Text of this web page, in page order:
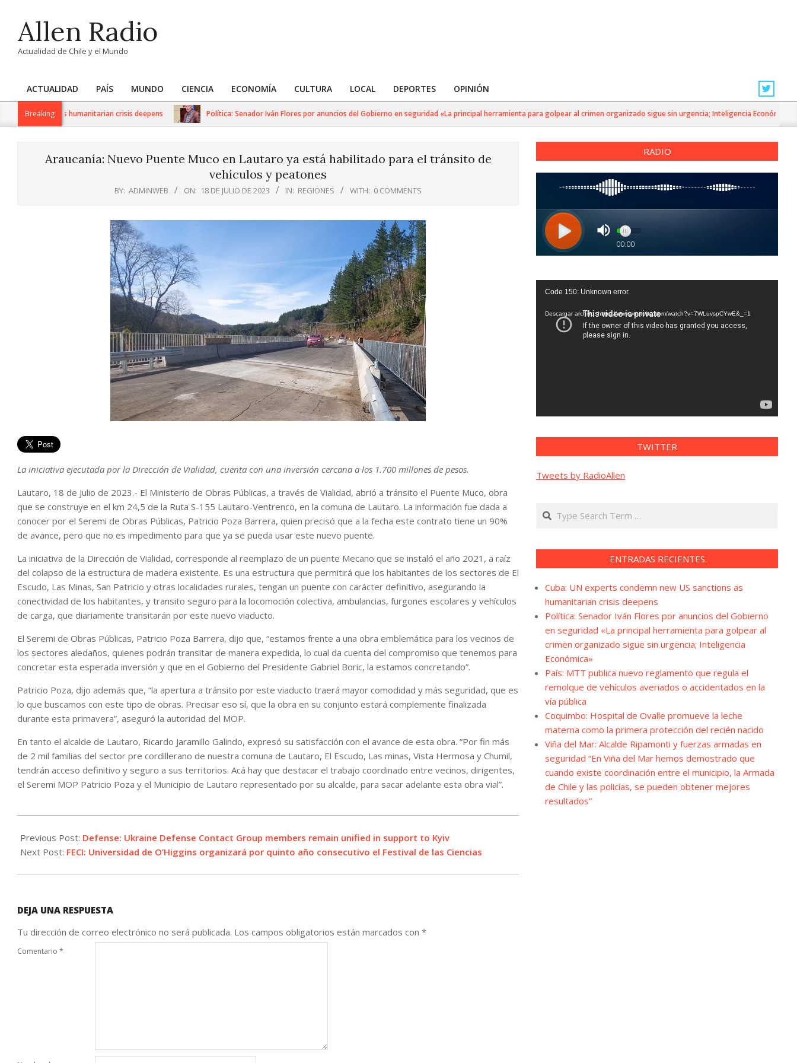
contentAllen Radio
Actualidad de Chile y el Mundo
Primary
Navigation
ACTUALIDAD PAÍS MUNDO CIENCIA ECONOMÍA CULTURA LOCAL DEPORTES OPINIÓN
Breaking
sanctions as humanitarian crisis deepens Política: Senador Iván Flores por anuncios del Gobierno en seguridad «La principal herramienta para golpear al crimen organizado sigue sin urgencia; Inteligencia Económica»
Araucanía: Nuevo Puente Muco en Lautaro ya está habilitado para el tránsito de
vehículos y peatones
BY: ADMINWEB ON: 18 DE JULIO DE 2023 IN: REGIONES WITH: 0 COMMENTS
La iniciativa ejecutada por la Dirección de Vialidad, cuenta con una inversión cercana a los 1.700 millones de pesos.
Lautaro, 18 de Julio de 2023.- El Ministerio de Obras Públicas, a través de Vialidad, abrió a tránsito el Puente Muco, obra
que se construye en el km 24,5 de la Ruta S-155 Lautaro-Ventrenco, en la comuna de Lautaro. La información fue dada a
conocer por el Seremi de Obras Públicas, Patricio Poza Barrera, quien precisó que a la fecha este contrato tiene un 90%
de avance, pero que no es impedimento para que ya se pueda usar este nuevo puente.
La iniciativa de la Dirección de Vialidad, corresponde al reemplazo de un puente Mecano que se instaló el año 2021, a raíz
del colapso de la estructura de madera existente. Es una estructura que permitirá que los habitantes de los sectores de El
Escudo, Las Minas, San Patricio y otras localidades rurales, tengan un puente con carácter definitivo, asegurando la
conectividad de los habitantes, y transito seguro para la locomoción colectiva, ambulancias, furgones escolares y vehículos
de carga, que diariamente transitarán por este nuevo viaducto.
El Seremi de Obras Públicas, Patricio Poza Barrera, dijo que, “estamos frente a una obra emblemática para los vecinos de
los sectores aledaños, quienes podrán transitar de manera expedida, lo cual da cuenta del compromiso que tenemos para
concretar esta esperada inversión y que en el Gobierno del Presidente Gabriel Boric, la estamos concretando”.
Patricio Poza, dijo además que, “la apertura a tránsito por este viaducto traerá mayor comodidad y más seguridad, que es
lo que buscamos con este tipo de obras. Precisar eso sí, que la obra en su conjunto estará complemente finalizada
durante esta primavera”, aseguró la autoridad del MOP.
En tanto el alcalde de Lautaro, Ricardo Jaramillo Galindo, expresó su satisfacción con el avance de esta obra. “Por fin más
de 2 mil familias del sector pre cordillerano de nuestra comuna de Lautaro, El Escudo, Las minas, Vista Hermosa y Chumil,
tendrán acceso definitivo y seguro a sus territorios. Acá hay que destacar el trabajo coordinado entre vecinos, dirigentes,
el Seremi MOP Patricio Poza y el Municipio de Lautaro representado por su alcalde, para sacar adelante esta obra vial”.
07-
18
Previous Post: Defense: Ukraine Defense Contact Group members remain unified in support to Kyiv
Next Post: FECI: Universidad de O’Higgins organizará por quinto año consecutivo el Festival de las Ciencias
DEJA UNA RESPUESTA
Tu dirección de correo electrónico no será publicada. Los campos obligatorios están marcados con *
Comentario *
RADIO
Reproductor
vídeo
Code 150: Unknown error.
Descargar archivo: https://www.youtube.com/watch?v=7WLuvspCYwE&_=1
TWITTER
Tweets by RadioAllen
Search
ENTRADAS RECIENTES
Cuba: UN experts condemn new US sanctions as
humanitarian crisis deepens
Política: Senador Iván Flores por anuncios del Gobierno
en seguridad «La principal herramienta para golpear al
crimen organizado sigue sin urgencia; Inteligencia
Económica»
País: MTT publica nuevo reglamento que regula el
remolque de vehículos averiados o accidentados en la
vía pública
Coquimbo: Hospital de Ovalle promueve la leche
materna como la primera protección del recién nacido
Viña del Mar: Alcalde Ripamonti y fuerzas armadas en
seguridad “En Viña del Mar hemos demostrado que
cuando existe coordinación entre el municipio, la Armada
de Chile y las policías, se pueden obtener mejores
resultados”